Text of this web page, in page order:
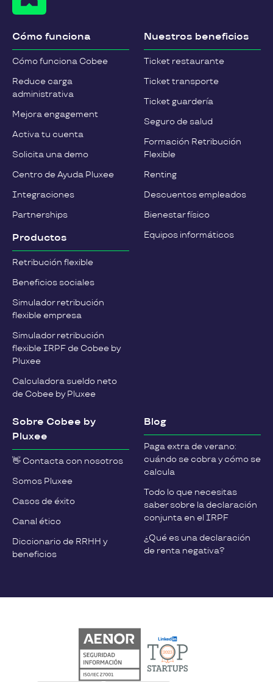
Cómo funciona
Cómo funciona Cobee
Reduce carga
administrativa
Mejora engagement
Activa tu cuenta
Solicita una demo
Centro de Ayuda Pluxee
Integraciones
Partnerships
Productos
Retribución flexible
Beneficios sociales
Simulador retribución
flexible empresa
Simulador retribución
flexible IRPF de Cobee by
Pluxee
Calculadora sueldo neto
de Cobee by Pluxee
Nuestros beneficios
Ticket restaurante
Ticket transporte
Ticket guardería
Seguro de salud
Formación Retribución
Flexible
Renting
Descuentos empleados
Bienestar físico
Equipos informáticos
Sobre Cobee by
Pluxee
👋 Contacta con nosotros
Somos Pluxee
Casos de éxito
Canal ético
Diccionario de RRHH y
beneficios
Blog
Paga extra de verano:
cuándo se cobra y cómo se
calcula
Todo lo que necesitas
saber sobre la declaración
conjunta en el IRPF
¿Qué es una declaración
de renta negativa?